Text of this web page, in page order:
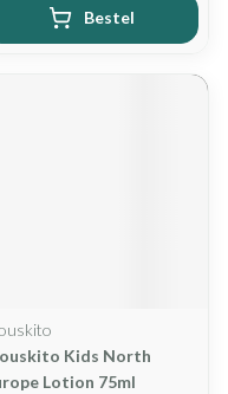
Bestel
Kids North
Lotion 75ml